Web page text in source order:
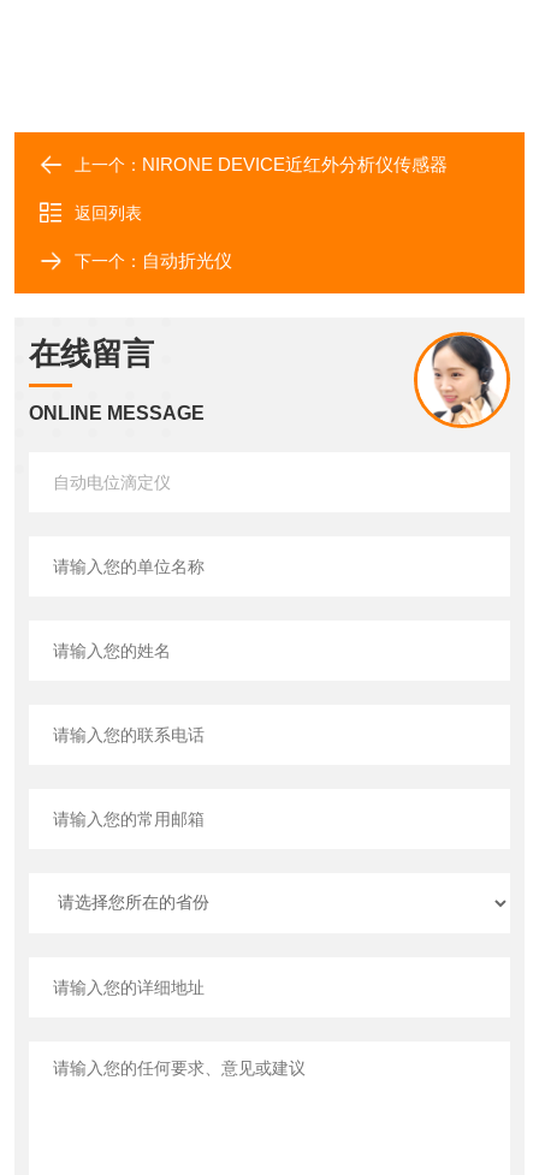
上一个： NIRONE DEVICE近红外分析仪传感器
返回列表
下一个： 自动折光仪
在线留言
ONLINE MESSAGE